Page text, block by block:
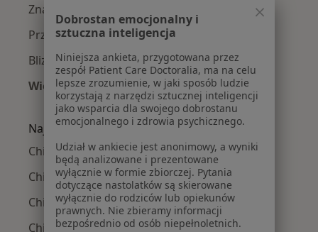
Znamiona w Krakowie
Przepuklina w Krakowie
Blizny w Krakowie
Więcej (15)
Więcej w kategorii: Najczęście leczone
Najpopularniejsze ubezpieczenia
Chirurdzy z Allianz w Krakowie
Chirurdzy z Signal Iduna w Krakowie
Chirurdzy z JP MEDICA w Krakowie
Chirurdzy z TU Zdrowie w Krakowie
Dobrostan emocjonalny i
sztuczna inteligencja
Niniejsza ankieta, przygotowana przez
zespół Patient Care Doctoralia, ma na celu
lepsze zrozumienie, w jaki sposób ludzie
korzystają z narzędzi sztucznej inteligencji
jako wsparcia dla swojego dobrostanu
emocjonalnego i zdrowia psychicznego.
Udział w ankiecie jest anonimowy, a wyniki
będą analizowane i prezentowane
wyłącznie w formie zbiorczej. Pytania
dotyczące nastolatków są skierowane
wyłącznie do rodziców lub opiekunów
prawnych. Nie zbieramy informacji
bezpośrednio od osób niepełnoletnich.